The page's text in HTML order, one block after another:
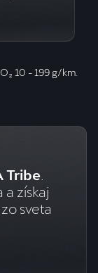
10 - 199 g/km.
Tribe.
získaj
sveta